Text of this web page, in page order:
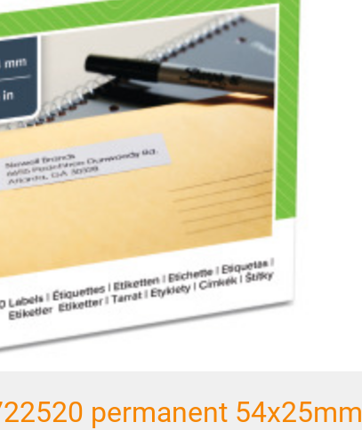
permanent 54x25mm